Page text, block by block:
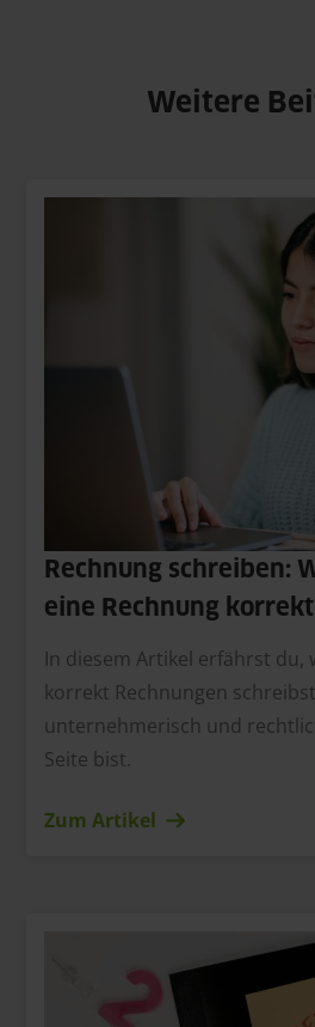
Weitere
Rechnung schreiben:
eine Rechnung
In diesem Artikel erfährst du,
korrekt Rechnungen
unternehmerisch und
Seite bist.
Zum Artikel